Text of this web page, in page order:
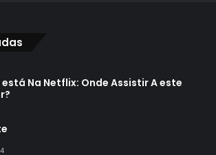
Na Netflix: Onde Assistir A este